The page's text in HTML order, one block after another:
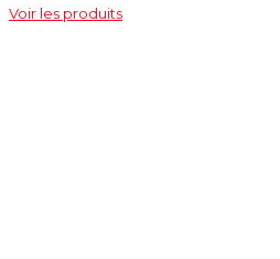
Voir les produits